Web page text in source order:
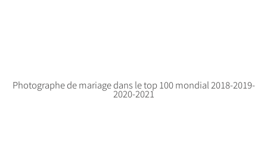
Photographe de mariage dans le top 100 mondial 2018-2019-
2020-2021